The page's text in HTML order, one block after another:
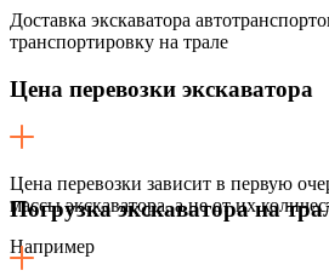
Доставка экскаватора
транспортировку на трале
Цена перевозки экскаватора
Цена перевозки зависит в первую
массы экскаватора, а не от их
Например
Погрузка экскаватора на